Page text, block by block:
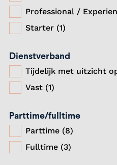
Professional /
Starter (1)
Dienstverband
Tijdelijk met uitzicht
Vast (1)
Parttime/fulltime
Parttime (8)
Fulltime (3)